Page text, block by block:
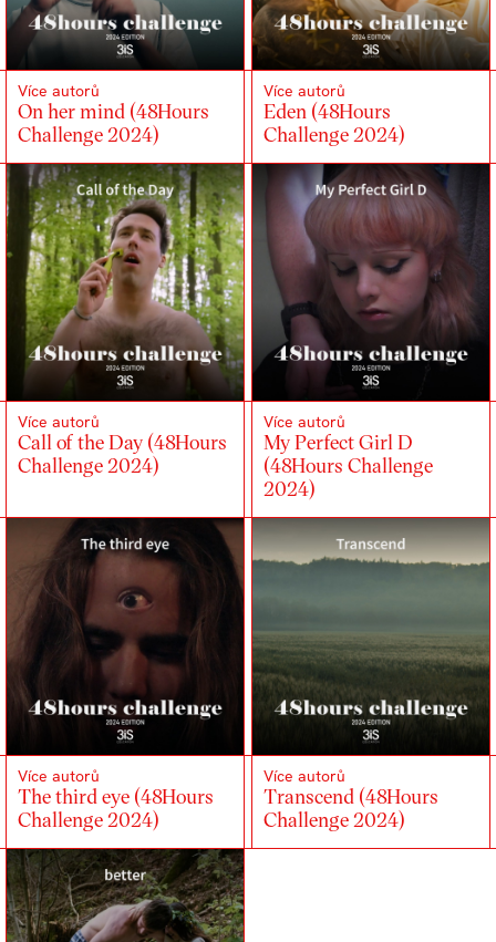
Více autorů
On her mind (48Hours
Challenge 2024)
Více autorů
Eden (48Hours
Challenge 2024)
Více autorů
Call of the Day (48Hours
Challenge 2024)
Více autorů
My Perfect Girl D
(48Hours Challenge
2024)
Více autorů
The third eye (48Hours
Challenge 2024)
Více autorů
Transcend (48Hours
Challenge 2024)